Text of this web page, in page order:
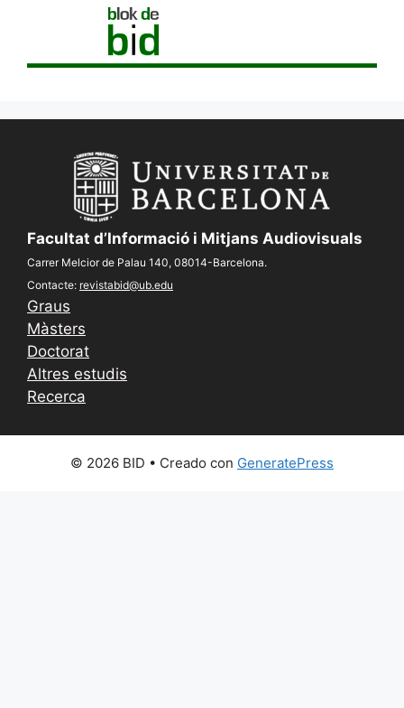
Facultat d’Informació i Mitjans Audiovisuals
Carrer Melcior de Palau 140, 08014-Barcelona.
Contacte: revistabid@ub.edu
Graus
Màsters
Doctorat
Altres estudis
Recerca
© 2026 BID • Creado con GeneratePress